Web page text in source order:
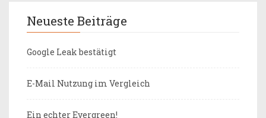
Neueste Beiträge
Google Leak bestätigt
E-Mail Nutzung im Vergleich
Ein echter Evergreen!